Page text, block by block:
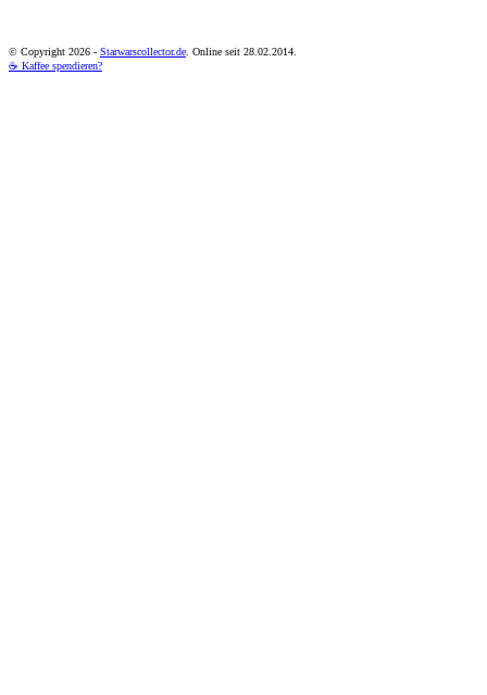
© Copyright 2026 - Starwarscollector.de . Online seit 28.02.2014.
☕ Kaffee spendieren?